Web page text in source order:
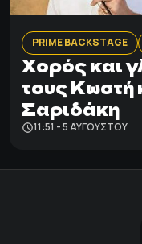
PRIME BACKSTAGE
Χορός και
τους Κωστή
Σαριδάκη
11:51 - 5 ΑΥΓΟΎΣΤΟΥ